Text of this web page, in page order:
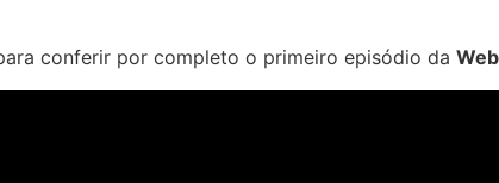
conferir por completo o primeiro episódio da